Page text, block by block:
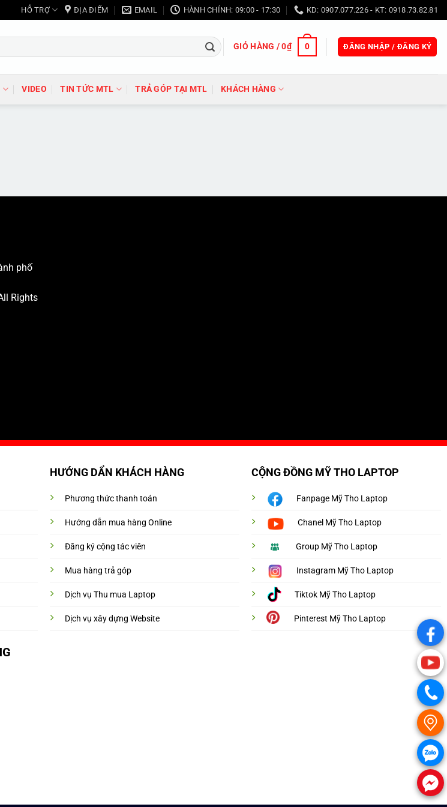
HỖ TRỢ ĐỊA ĐIỂM EMAIL HÀNH CHÍNH: 09:00 - 17:30 KD: 0907.077.226 - KT: 0918.73.82.81
GIỎ HÀNG /0₫ 0 ĐĂNG NHẬP / ĐĂNG KÝ
VIDEO TIN TỨC MTL TRẢ GÓP TẠI MTL KHÁCH HÀNG
phố
Rights
HƯỚNG DẨN KHÁCH HÀNG
Phương thức thanh toán
Hướng dẫn mua hàng Online
Đăng ký cộng tác viên
Mua hàng trả góp
Dịch vụ Thu mua Laptop
Dịch vụ xây dựng Website
CỘNG ĐỒNG MỸ THO LAPTOP
Fanpage Mỹ Tho Laptop
Chanel Mỹ Tho Laptop
Group Mỹ Tho Laptop
Instagram Mỹ Tho Laptop
Tiktok Mỹ Tho Laptop
Pinterest Mỹ Tho Laptop
.
.
.
.
.
.